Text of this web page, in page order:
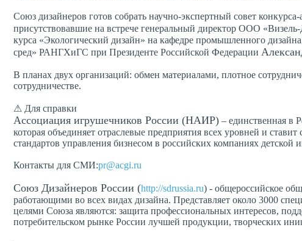
Союз дизайнеров готов собрать научно-экспертный совет
присутствовавшие на встрече генеральный директор ООО
курса «Экологический дизайн» на кафедре промышленного
сред» РАНГХиГС при Президенте Российской Федерации
В планах двух организаций: обмен материалами, плотное
сотрудничестве.
⚠ Для справки
Ассоциация игрушечников России (НАИР) – единственная в
которая объединяет отраслевые предприятия всех уровней и
стандартов управления бизнесом в российских компаниях детской
Контакты для СМИ:pr@acgi.ru
Союз Дизайнеров России (http://sdrussia.ru) - общероссийское
работающими во всех видах дизайна. Представляет около 3000
целями Союза являются: защита профессиональных интересов,
потребительском рынке России лучшей продукции, творческих